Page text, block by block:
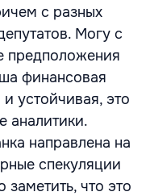
с разных
Могу с
предположения
финансовая
устойчивая, это
аналитики.
направлена на
спекуляции
что это